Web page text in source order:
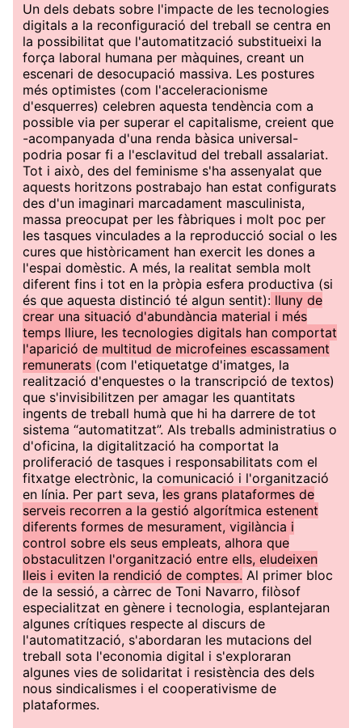
Un dels debats sobre l'impacte de les tecnologies
digitals a la reconfiguració del treball se centra en
la possibilitat que l'automatització substitueixi la
força laboral humana per màquines, creant un
escenari de desocupació massiva. Les postures
més optimistes (com l'acceleracionisme
d'esquerres) celebren aquesta tendència com a
possible via per superar el capitalisme, creient que
-acompanyada d'una renda bàsica universal-
podria posar fi a l'esclavitud del treball assalariat.
Tot i això, des del feminisme s'ha assenyalat que
aquests horitzons postrabajo han estat configurats
des d'un imaginari marcadament masculinista,
massa preocupat per les fàbriques i molt poc per
les tasques vinculades a la reproducció social o les
cures que històricament han exercit les dones a
l'espai domèstic. A més, la realitat sembla molt
diferent fins i tot en la pròpia esfera productiva (si
és que aquesta distinció té algun sentit): lluny de
crear una situació d'abundància material i més
temps lliure, les tecnologies digitals han comportat
l'aparició de multitud de microfeines escassament
remunerats (com l'etiquetatge d'imatges, la
realització d'enquestes o la transcripció de textos)
que s'invisibilitzen per amagar les quantitats
ingents de treball humà que hi ha darrere de tot
sistema “automatitzat”. Als treballs administratius o
d'oficina, la digitalització ha comportat la
proliferació de tasques i responsabilitats com el
fitxatge electrònic, la comunicació i l'organització
en línia. Per part seva, les grans plataformes de
serveis recorren a la gestió algorítmica estenent
diferents formes de mesurament, vigilància i
control sobre els seus empleats, alhora que
obstaculitzen l'organització entre ells, eludeixen
lleis i eviten la rendició de comptes. Al primer bloc
de la sessió, a càrrec de Toni Navarro, filòsof
especialitzat en gènere i tecnologia, esplantejaran
algunes crítiques respecte al discurs de
l'automatització, s'abordaran les mutacions del
treball sota l'economia digital i s'exploraran
algunes vies de solidaritat i resistència des dels
nous sindicalismes i el cooperativisme de
plataformes.